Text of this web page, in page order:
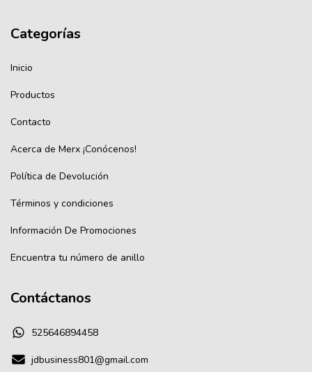
Categorías
Inicio
Productos
Contacto
Acerca de Merx ¡Conócenos!
Política de Devolución
Términos y condiciones
Información De Promociones
Encuentra tu número de anillo
Contáctanos
525646894458
jdbusiness801@gmail.com